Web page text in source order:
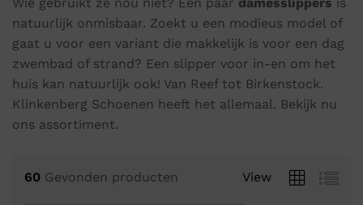
natuurlijk onmisbaar. Zoekt u een modieus model of
gaat u voor een variant die makkelijk is voor een dag
zwembad of strand? Een slipper voor in-en om het
huis kan natuurlijk ook! Van Reef tot Birkenstock.
Klinkenberg Schoenen heeft het allemaal. Bekijk nu
ons assortiment.
60 Gevonden producten View